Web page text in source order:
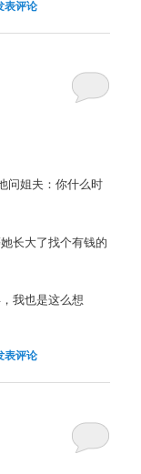
表评论
问姐夫：你什么时
长大了找个有钱的
我也是这么想
表评论